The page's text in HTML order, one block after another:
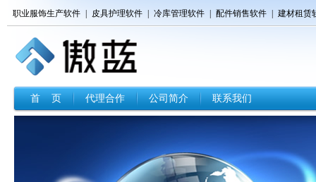
职业服饰生产软件 皮具护理软件 冷库管理软件 配件销售软件 建材租赁
首 页 代理合作 公司简介 联系我们